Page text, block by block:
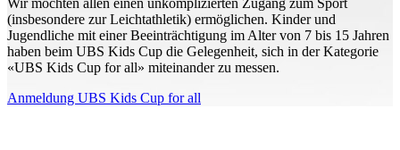
(insbesondere zur Leichtathletik) ermöglichen. Kinder und
Jugendliche mit einer Beeinträchtigung im Alter von 7 bis 15 Jahren
haben beim UBS Kids Cup die Gelegenheit, sich in der Kategorie
«UBS Kids Cup for all» miteinander zu messen.
Anmeldung UBS Kids Cup for all